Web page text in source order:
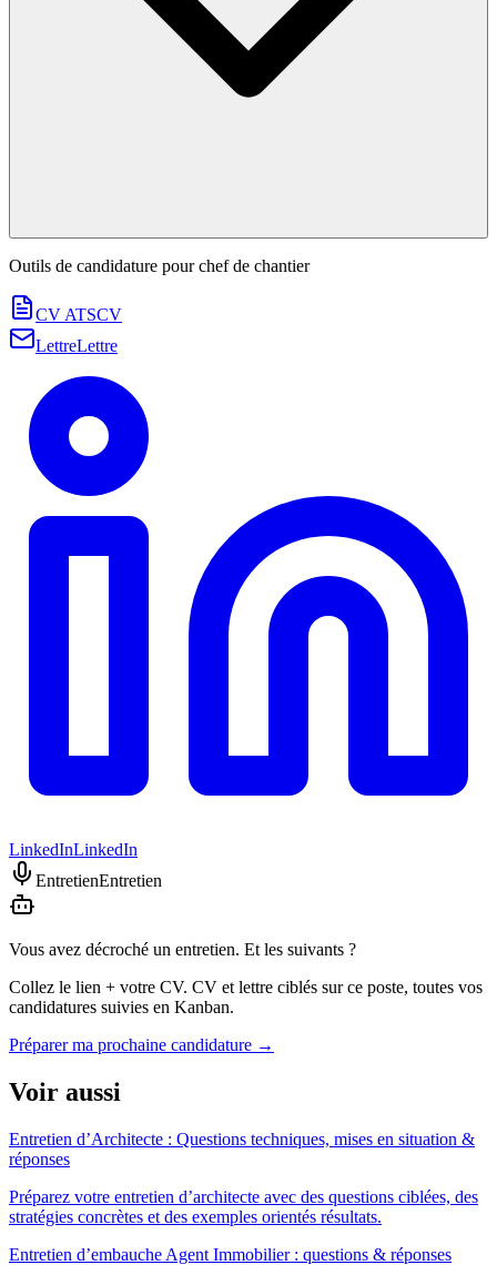
Outils de candidature pourchef de chantier
CV ATSCV
LettreLettre
LinkedInLinkedIn
EntretienEntretien
Vous avez décroché un entretien. Et les suivants ?
Collez le lien + votre CV. CV et lettre ciblés sur ce poste, toutes vos
candidatures suivies en Kanban.
Préparer ma prochaine candidature →
Voir aussi
Entretien d’Architecte : Questions techniques, mises en situation &
réponses
Préparez votre entretien d’architecte avec des questions ciblées, des
stratégies concrètes et des exemples orientés résultats.
Entretien d’embauche Agent Immobilier : questions & réponses